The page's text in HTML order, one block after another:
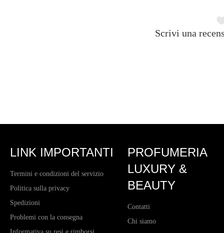
Scrivi una
LINK IMPORTANTI
Termini e condizioni del servizio
Politica sulla privacy
Spedizioni
Problemi con la consegna
PROFUMERIA
LUXURY &
BEAUTY
Contatti
Chi siamo